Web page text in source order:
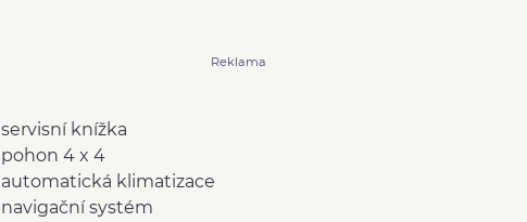
Reklama
servisní knížka
pohon 4 x 4
automatická klimatizace
navigační systém